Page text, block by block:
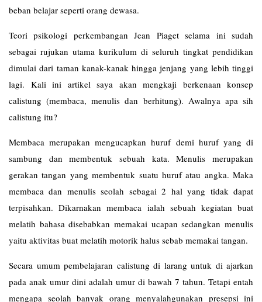
beban belajar seperti orang dewasa.
Teori psikologi perkembangan Jean Piaget selama ini sudah
sebagai rujukan utama kurikulum di seluruh tingkat pendidikan
dimulai dari taman kanak-kanak hingga jenjang yang lebih tinggi
lagi. Kali ini artikel saya akan mengkaji berkenaan konsep
calistung (membaca, menulis dan berhitung). Awalnya apa sih
calistung itu?
Membaca merupakan mengucapkan huruf demi huruf yang di
sambung dan membentuk sebuah kata. Menulis merupakan
gerakan tangan yang membentuk suatu huruf atau angka. Maka
membaca dan menulis seolah sebagai 2 hal yang tidak dapat
terpisahkan. Dikarnakan membaca ialah sebuah kegiatan buat
melatih bahasa disebabkan memakai ucapan sedangkan menulis
yaitu aktivitas buat melatih motorik halus sebab memakai tangan.
Secara umum pembelajaran calistung di larang untuk di ajarkan
pada anak umur dini adalah umur di bawah 7 tahun. Tetapi entah
mengapa seolah banyak orang menyalahgunakan presepsi ini